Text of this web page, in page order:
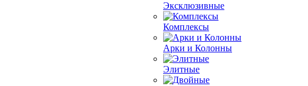
Эксклюзивные
Комплексы
Арки и Колонны
Элитные